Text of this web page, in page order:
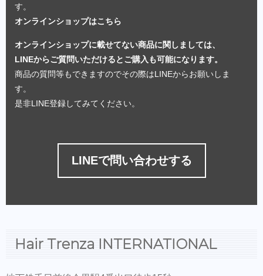
す。
オンラインショップはこちら
オンラインショップに載せてない商品に関しましては、
LINEからご質問いただけるとご購入も可能になります。
商品の質問等もできますのでその際はLINEからお願いしま
す。
是非LINE登録してみてください。
LINEで問い合わせする
Hair Trenza INTERNATIONAL